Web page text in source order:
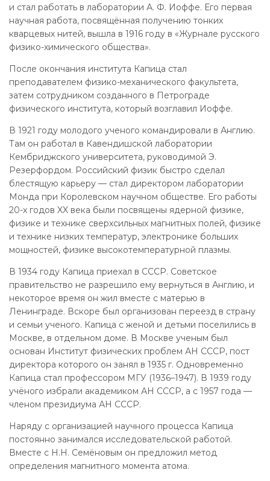
и стал работать в лаборатории А. Ф. Иоффе. Его первая
научная работа, посвящённая получению тонких
кварцевых нитей, вышла в 1916 году в «Журнале русского
физико-химического общества».
После окончания института Капица стал
преподавателем физико-механического факультета,
затем сотрудником созданного в Петрограде
физического института, который возглавил Иоффе.
В 1921 году молодого ученого командировали в Англию.
Там он работал в Кавендишской лаборатории
Кембриджского университета, руководимой Э.
Резерфордом. Российский физик быстро сделал
блестящую карьеру — стал директором лаборатории
Монда при Королевском научном обществе. Его работы
20-х годов XX века были посвящены ядерной физике,
физике и технике сверхсильных магнитных полей, физике
и технике низких температур, электронике больших
мощностей, физике высокотемпературной плазмы.
В 1934 году Капица приехал в СССР. Советское
правительство не разрешило ему вернуться в Англию, и
некоторое время он жил вместе с матерью в
Ленинграде. Вскоре был организован переезд в страну
и семьи ученого. Капица с женой и детьми поселились в
Москве, в отдельном доме. В Москве ученым был
основан Институт физических проблем АН СССР, пост
директора которого он занял в 1935 г. Одновременно
Капица стал профессором МГУ (1936–1947). В 1939 году
учёного избрали академиком АН СССР, а с 1957 года —
членом президиума АН СССР.
Наряду с организацией научного процесса Капица
постоянно занимался исследовательской работой.
Вместе с Н.Н. Семёновым он предложил метод
определения магнитного момента атома.